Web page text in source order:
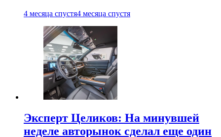
4 месяца спустя4 месяца спустя
Эксперт Целиков: На минувшей
неделе авторынок сделал еще один